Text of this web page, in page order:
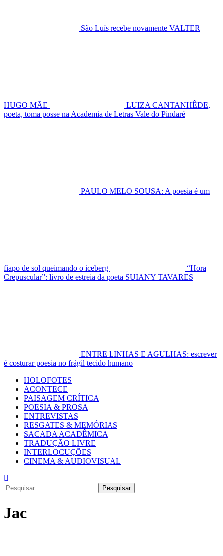
São Luís recebe novamente VALTER
HUGO MÃE
LUIZA CANTANHÊDE,
poeta, toma posse na Academia de Letras Vale do Pindaré
PAULO MELO SOUSA: A poesia é um
fiapo de sol queimando o iceberg
“Hora
Crepuscular”: livro de estreia da poeta SUIANY TAVARES
ENTRE LINHAS E AGULHAS: escrever
é costurar poesia no frágil tecido humano
Primary
Menu
HOLOFOTES
ACONTECE
PAISAGEM CRÍTICA
POESIA & PROSA
ENTREVISTAS
RESGATES & MEMÓRIAS
SACADA ACADÊMICA
TRADUÇÃO LIVRE
INTERLOCUÇÕES
CINEMA & AUDIOVISUAL
Pesquisar
por:
Jac